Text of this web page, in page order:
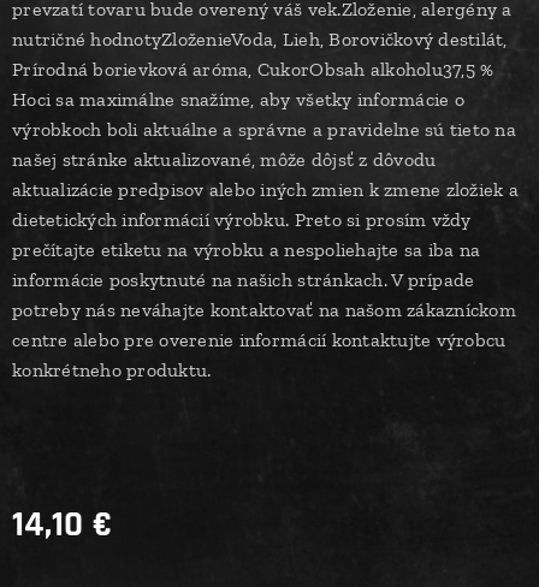
prevzatí tovaru bude overený váš vek.Zloženie, alergény a
nutričné hodnotyZloženieVoda, Lieh, Borovičkový destilát,
Prírodná borievková aróma, CukorObsah alkoholu37,5 %
Hoci sa maximálne snažíme, aby všetky informácie o
výrobkoch boli aktuálne a správne a pravidelne sú tieto na
našej stránke aktualizované, môže dôjsť z dôvodu
aktualizácie predpisov alebo iných zmien k zmene zložiek a
dietetických informácií výrobku. Preto si prosím vždy
prečítajte etiketu na výrobku a nespoliehajte sa iba na
informácie poskytnuté na našich stránkach. V prípade
potreby nás neváhajte kontaktovať na našom zákazníckom
centre alebo pre overenie informácií kontaktujte výrobcu
konkrétneho produktu.
14,10 €